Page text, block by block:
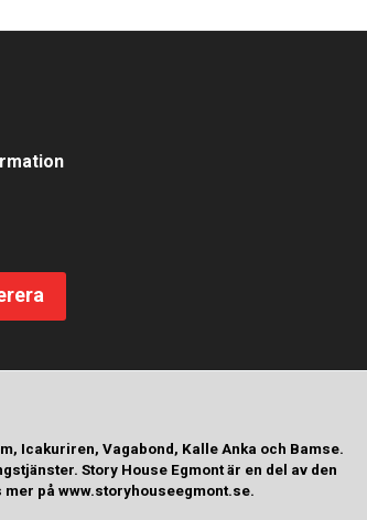
Icakuriren, Vagabond, Kalle Anka och Bamse.
Story House Egmont är en del av den
på www.storyhouseegmont.se.